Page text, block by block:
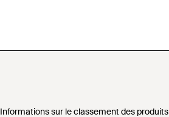
Informations sur le classement des produits